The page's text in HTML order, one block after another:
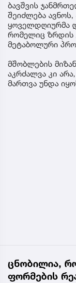
ბავშვის
შეიძლება
ყოველდღიურმა
რომელიც ზრდის
მეტაბოლური
მშობლების
აკრძალვა კი
მართვა უნდა
ცნობილია,
ფორმების